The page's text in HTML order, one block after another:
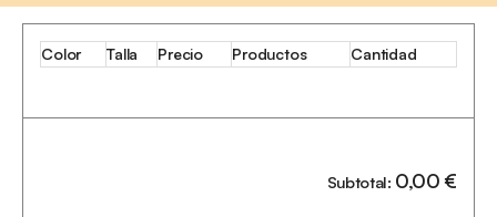
Color Talla Precio Productos Cantidad
Subtotal: 0,00€